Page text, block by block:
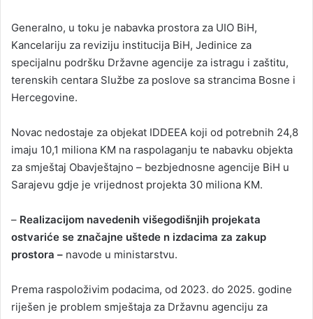
Generalno, u toku je nabavka prostora za UIO BiH,
Kancelariju za reviziju institucija BiH, Jedinice za
specijalnu podršku Državne agencije za istragu i zaštitu,
terenskih centara Službe za poslove sa strancima Bosne i
Hercegovine.
Novac nedostaje za objekat IDDEEA koji od potrebnih 24,8
imaju 10,1 miliona KM na raspolaganju te nabavku objekta
za smještaj Obavještajno – bezbjednosne agencije BiH u
Sarajevu gdje je vrijednost projekta 30 miliona KM.
– Realizacijom navedenih višegodišnjih projekata
ostvariće se značajne uštede n izdacima za zakup
prostora – navode u ministarstvu.
Prema raspoloživim podacima, od 2023. do 2025. godine
riješen je problem smještaja za Državnu agenciju za